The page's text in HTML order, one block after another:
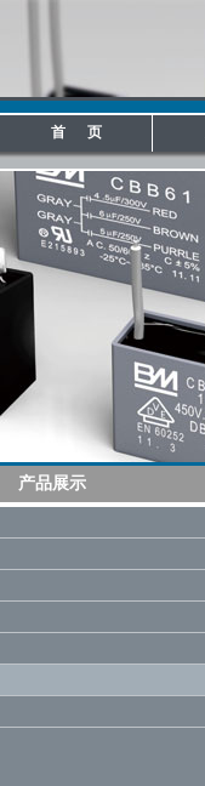
首 页
产品展示